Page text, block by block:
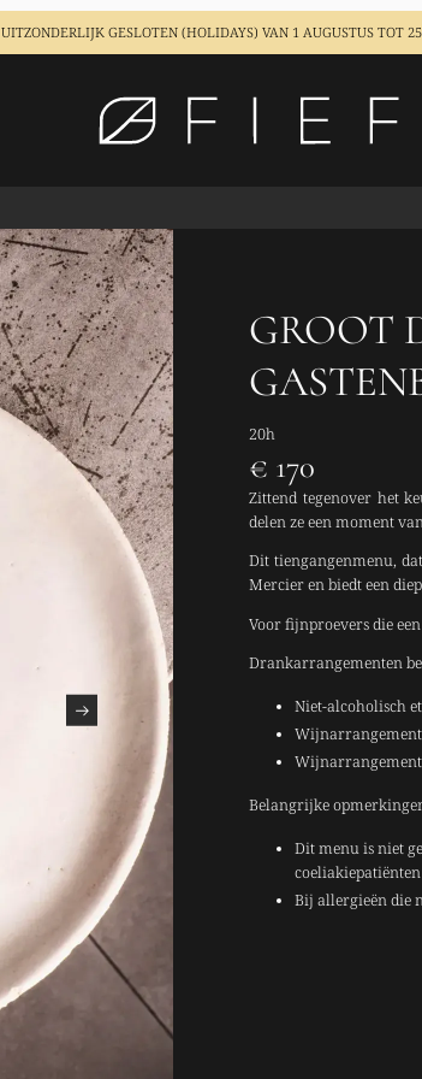
UITZONDERLIJK GESLOTEN (HOLIDAYS) VAN 1 AUGUSTUS TOT
GROOT
20h
€ 170
Zittend tegenover het
delen ze een moment
Dit tiengangenmenu,
Mercier en biedt een
Voor fijnproevers die
Drankarrangementen
Niet-alcoholisch
Belangrijke
Dit menu is niet
Bij allergieën die